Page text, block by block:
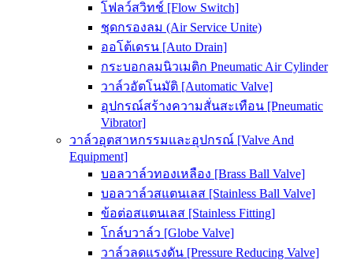
โฟลว์สวิทช์ [Flow Switch]
ชุดกรองลม (Air Service Unite)
ออโต้เดรน [Auto Drain]
กระบอกลมนิวเมติก Pneumatic Air Cylinder
วาล์วอัตโนมัติ [Automatic Valve]
อุปกรณ์สร้างความสั่นสะเทือน [Pneumatic
Vibrator]
วาล์วอุตสาหกรรมและอุปกรณ์ [Valve And
Equipment]
บอลวาล์วทองเหลือง [Brass Ball Valve]
บอลวาล์วสแตนเลส [Stainless Ball Valve]
ข้อต่อสแตนเลส [Stainless Fitting]
โกล์บวาล์ว [Globe Valve]
วาล์วลดแรงดัน [Pressure Reducing Valve]